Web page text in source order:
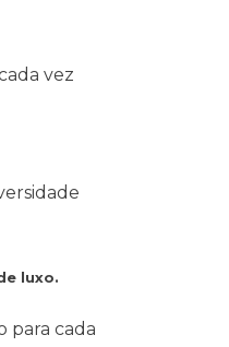
vez
luxo.
para cada